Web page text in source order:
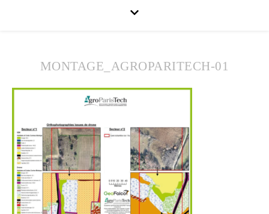
MONTAGE_AGROPARITECH-01